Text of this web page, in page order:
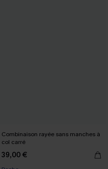
Combinaison rayée sans manches à
col carré
39,00 €